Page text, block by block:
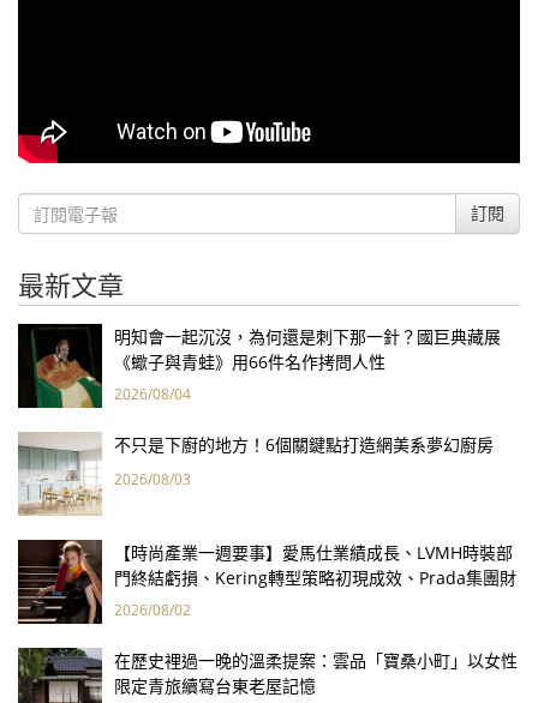
訂閱
最新文章
明知會一起沉沒，為何還是刺下那一針？國巨典藏展
《蠍子與青蛙》用66件名作拷問人性
2026/08/04
不只是下廚的地方！6個關鍵點打造網美系夢幻廚房
2026/08/03
【時尚產業一週要事】愛馬仕業績成長、LVMH時裝部
門終結虧損、Kering轉型策略初現成效、Prada集團財
報亮眼
2026/08/02
在歷史裡過一晚的溫柔提案：雲品「寶桑小町」以女性
限定青旅續寫台東老屋記憶